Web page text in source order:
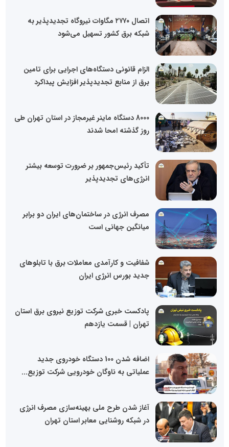
اتصال ۲۷۷۰ مگاوات نیروگاه تجدیدپذیر به
شبکه برق کشور تسهیل می‌شود
الزام قانونی دستگاه‌های اجرایی برای تامین
برق از منابع تجدیدپذیر افزایش پیداکرد
8000 دستگاه ماینر غیرمجاز در استان تهران طی
روز گذشته امحا شدند
تأکید رئیس‌جمهور بر ضرورت توسعه بیشتر
انرژی‌های تجدیدپذیر
مصرف انرژی در ساختمان‌های ایران دو برابر
میانگین جهانی است
شفافیت و کارآمدی معاملات برق با تابلوهای
جدید بورس انرژی ایران
پادکست خبری شرکت توزیع نیروی برق استان
تهران | قسمت یازدهم
اضافه شدن 100 دستگاه خودروی جدید
عملیاتی به ناوگان خودرویی شرکت توزیع...
آغاز شدن طرح ملی بهینه‌سازی مصرف انرژی
در شبکه روشنایی معابر استان تهران